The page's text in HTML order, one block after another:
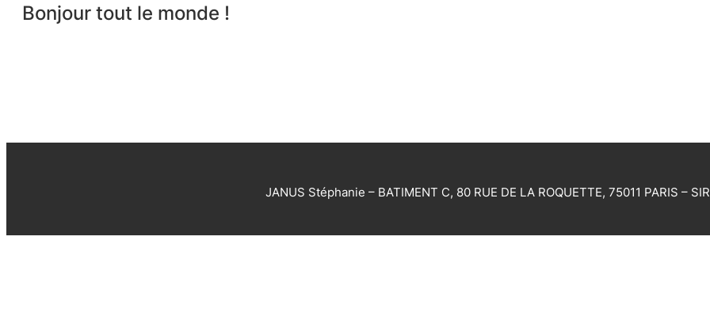
Bonjour tout le monde !
JANUS Stéphanie – BATIMENT C, 80 RUE DE LA ROQUETTE, 75011 PARIS –